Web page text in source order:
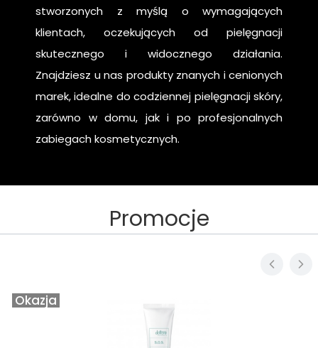
stworzonych z myślą o wymagających
klientach, oczekujących od pielęgnacji
skutecznego i widocznego działania.
Znajdziesz u nas produkty znanych i cenionych
marek, idealne do codziennej pielęgnacji skóry,
zarówno w domu, jak i po profesjonalnych
zabiegach kosmetycznych.
Promocje
Okazja